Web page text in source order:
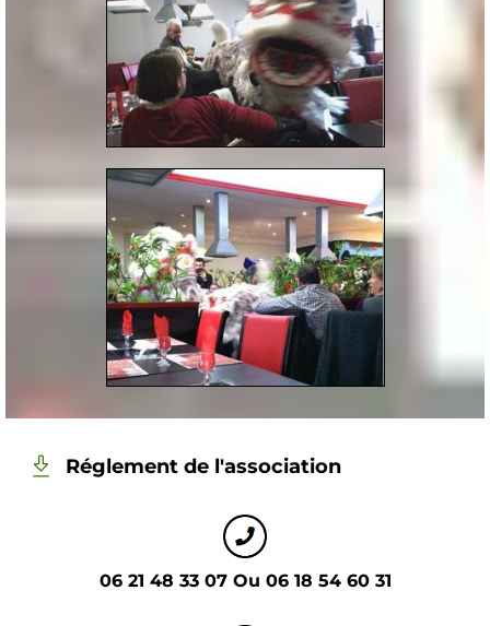
Réglement de l'association
06 21 48 33 07 Ou 06 18 54 60 31